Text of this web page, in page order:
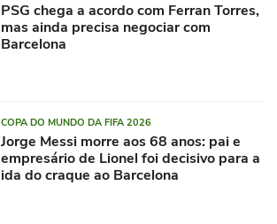
PSG chega a acordo com Ferran Torres,
mas ainda precisa negociar com
Barcelona
COPA DO MUNDO DA FIFA 2026
Jorge Messi morre aos 68 anos: pai e
empresário de Lionel foi decisivo para a
ida do craque ao Barcelona